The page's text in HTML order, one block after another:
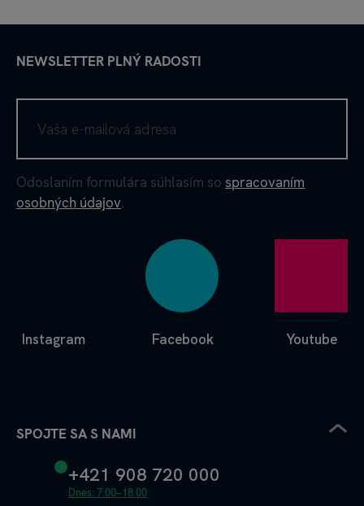
NEWSLETTER PLNÝ RADOSTI
Odoslaním formulára súhlasím so spracovaním
osobných údajov.
Facebook
Instagram Youtube
SPOJTE SA S NAMI
+421 908 720 000
Dnes: 7.00–18.00